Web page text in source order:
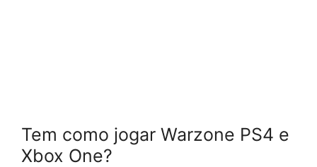
Tem como jogar Warzone PS4 e
Xbox One?